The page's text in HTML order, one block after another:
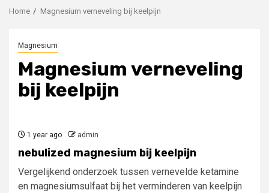
Home Magnesium verneveling bij keelpijn
Magnesium
Magnesium verneveling
bij keelpijn
1 year ago admin
nebulized magnesium bij keelpijn
Vergelijkend onderzoek tussen vernevelde ketamine
en magnesiumsulfaat bij het verminderen van keelpijn